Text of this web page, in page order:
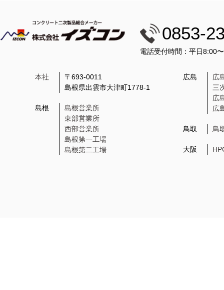
0853-
電話受付時間：平日8:00
本社
〒693-0011
島根県出雲市大津町1778-1
島根
島根営業所
東部営業所
西部営業所
島根第一工場
島根第二工場
広島
広
三
広
広
鳥取 鳥
大阪